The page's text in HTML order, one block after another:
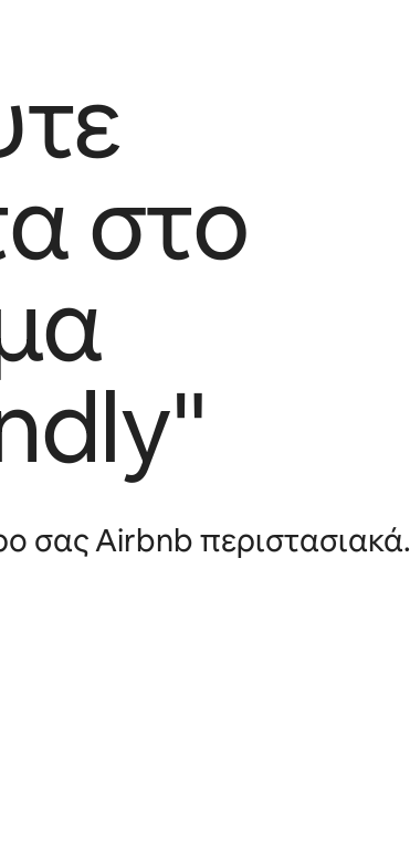
στο
σας Airbnb περιστασιακά.